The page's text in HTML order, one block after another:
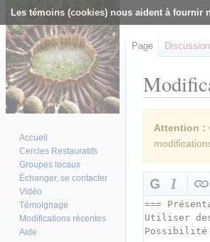
Les témoins (cookies) nous aident à
Attention :
Page Discussion
Accueil
Cercles Restauratifs
Groupes locaux
Échanger, se contacter
Vidéo
Témoignage
Modifications récentes
Aide